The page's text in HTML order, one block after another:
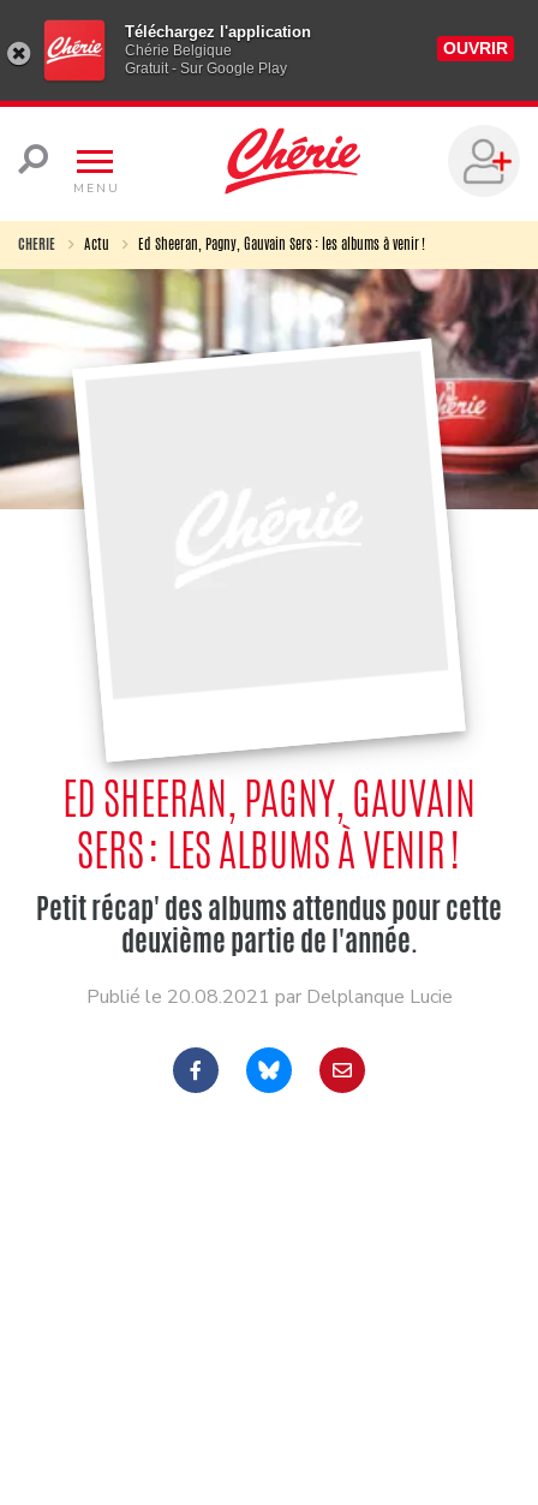
Téléchargez l'application
Chérie Belgique
Gratuit - Sur Google Play
OUVRIR
MENU
CHERIE Actu Ed Sheeran, Pagny, Gauvain Sers : les albums à venir !
ED SHEERAN, PAGNY, GAUVAIN
SERS : LES ALBUMS À VENIR !
Petit récap' des albums attendus pour cette
deuxième partie de l'année.
Publié le 20.08.2021 par Delplanque Lucie